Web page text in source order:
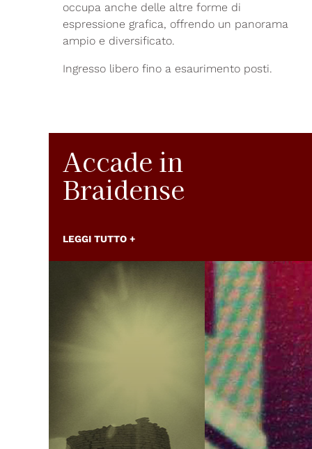
occupa anche delle altre forme di
espressione grafica, offrendo un panorama
ampio e diversificato.
Ingresso libero fino a esaurimento posti.
Accade in
Braidense
LEGGI TUTTO +